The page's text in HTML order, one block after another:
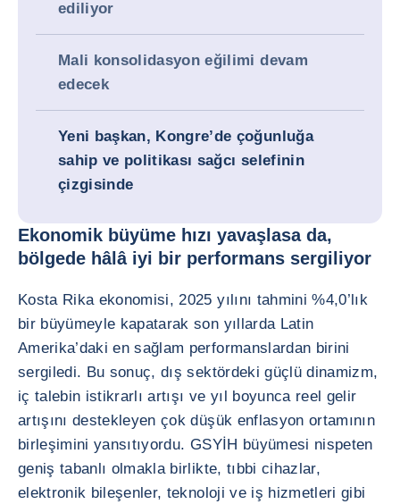
ediliyor
Mali konsolidasyon eğilimi devam
edecek
Yeni başkan, Kongre’de çoğunluğa
sahip ve politikası sağcı selefinin
çizgisinde
Ekonomik büyüme hızı yavaşlasa da,
bölgede hâlâ iyi bir performans sergiliyor
Kosta Rika ekonomisi, 2025 yılını tahmini %4,0’lık
bir büyümeyle kapatarak son yıllarda Latin
Amerika’daki en sağlam performanslardan birini
sergiledi. Bu sonuç, dış sektördeki güçlü dinamizm,
iç talebin istikrarlı artışı ve yıl boyunca reel gelir
artışını destekleyen çok düşük enflasyon ortamının
birleşimini yansıtıyordu. GSYİH büyümesi nispeten
geniş tabanlı olmakla birlikte, tıbbi cihazlar,
elektronik bileşenler, teknoloji ve iş hizmetleri gibi